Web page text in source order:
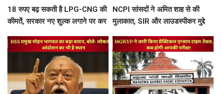
18 रुपए बढ़ सकती है LPG-CNG की
कीमतें, सरकार नए शुल्क लगाने पर कर
NCPI सांसदों ने अमित शाह से की
मुलाकात, SIR और लाउडस्पीकर मुद्दे